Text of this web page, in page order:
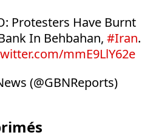
Protesters Have Burnt
In Behbahan, #Iran.
mmE9LlY62e
(@GBNReports)